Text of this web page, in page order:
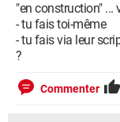
"en construction" ...
- tu fais toi-même
- tu fais via leur
?
Commenter